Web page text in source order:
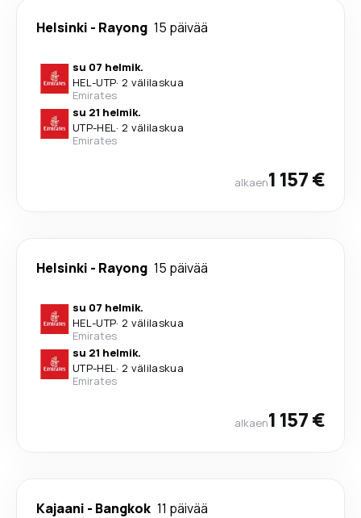
Helsinki - Rayong 15 päivää
su 07 helmik.
HEL-UTP· 2 välilaskua
Emirates
su 21 helmik.
UTP-HEL· 2 välilaskua
Emirates
alkaen1 157 €
Helsinki - Rayong 15 päivää
su 07 helmik.
HEL-UTP· 2 välilaskua
Emirates
su 21 helmik.
UTP-HEL· 2 välilaskua
Emirates
alkaen1 157 €
Kajaani - Bangkok 11 päivää